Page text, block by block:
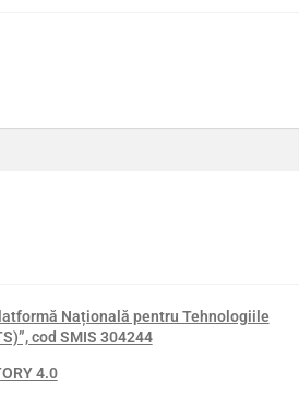
Națională pentru Tehnologiile
cod SMIS 304244
4.0